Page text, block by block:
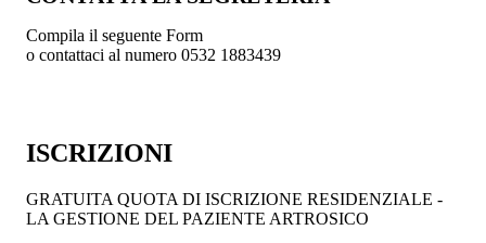
Compila il seguente Form
o contattaci al numero 0532 1883439
ISCRIZIONI
GRATUITA QUOTA DI ISCRIZIONE RESIDENZIALE -
LA GESTIONE DEL PAZIENTE ARTROSICO